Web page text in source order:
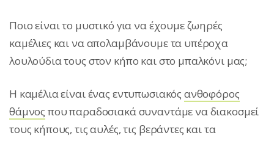
Ποιο είναι το μυστικό για να έχουμε ζωηρές
καμέλιες και να απολαμβάνουμε τα υπέροχα
λουλούδια τους στον κήπο και στο μπαλκόνι μας;
Η καμέλια είναι ένας εντυπωσιακός ανθοφόρος
θάμνος που παραδοσιακά συναντάμε να διακοσμεί
τους κήπους, τις αυλές, τις βεράντες και τα